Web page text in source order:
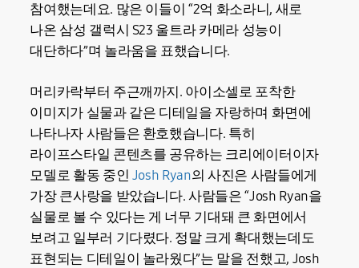
참여했는데요. 많은 이들이 “2억 화소라니, 새로
나온 삼성 갤럭시 S23 울트라 카메라 성능이
대단하다”며 놀라움을 표했습니다.
머리카락부터 주근깨까지. 아이소셀로 포착한
이미지가 실물과 같은 디테일을 자랑하며 화면에
나타나자 사람들은 환호했습니다. 특히
라이프스타일 콘텐츠를 공유하는 크리에이터이자
모델로 활동 중인 Josh Ryan의 사진은 사람들에게
가장 큰사랑을 받았습니다. 사람들은 “Josh Ryan을
실물로 볼 수 있다는 게 너무 기대돼 큰 화면에서
보려고 일부러 기다렸다. 정말 크게 확대했는데도
표현되는 디테일이 놀라웠다”는 말을 전했고, Josh